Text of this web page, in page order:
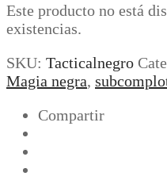
Este producto no está
existencias.
SKU: Tacticalnegro
Magia negra,
Compartir